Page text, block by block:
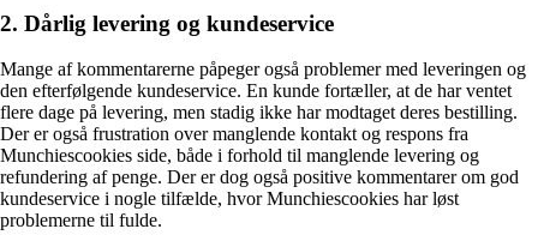
2. Dårlig levering og kundeservice
Mange af kommentarerne påpeger også problemer med leveringen og
den efterfølgende kundeservice. En kunde fortæller, at de har ventet
flere dage på levering, men stadig ikke har modtaget deres bestilling.
Der er også frustration over manglende kontakt og respons fra
Munchiescookies side, både i forhold til manglende levering og
refundering af penge. Der er dog også positive kommentarer om god
kundeservice i nogle tilfælde, hvor Munchiescookies har løst
problemerne til fulde.